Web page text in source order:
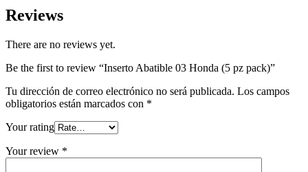
Reviews
There are no reviews yet.
Be the first to review “Inserto Abatible 03 Honda (5 pz pack)”
Tu dirección de correo electrónico no será publicada. Los campos
obligatorios están marcados con *
Your rating
Your review *